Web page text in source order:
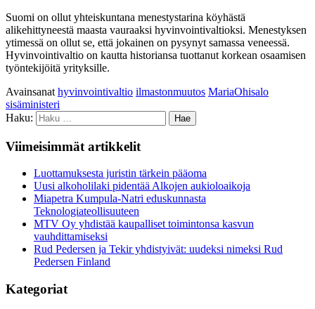
Suomi on ollut yhteiskuntana menestystarina köyhästä
alikehittyneestä maasta vauraaksi hyvinvointivaltioksi. Menestyksen
ytimessä on ollut se, että jokainen on pysynyt samassa veneessä.
Hyvinvointivaltio on kautta historiansa tuottanut korkean osaamisen
työntekijöitä yrityksille.
Avainsanat hyvinvointivaltio ilmastonmuutos MariaOhisalo
sisäministeri
Haku:
Viimeisimmät artikkelit
Luottamuksesta juristin tärkein pääoma
Uusi alkoholilaki pidentää Alkojen aukioloaikoja
Miapetra Kumpula-Natri eduskunnasta
Teknologiateollisuuteen
MTV Oy yhdistää kaupalliset toimintonsa kasvun
vauhdittamiseksi
Rud Pedersen ja Tekir yhdistyivät: uudeksi nimeksi Rud
Pedersen Finland
Kategoriat